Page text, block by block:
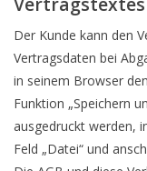
Der Kunde kann den
Vertragsdaten bei
in seinem Browser
Funktion „Speichern
ausgedruckt werden,
Feld „Datei“ und